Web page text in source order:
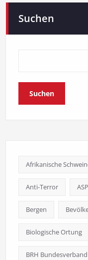
Suchen
Suchen
Afrikanische
Anti-Terror ASP
Bergen
Biologische Ortung
BRH